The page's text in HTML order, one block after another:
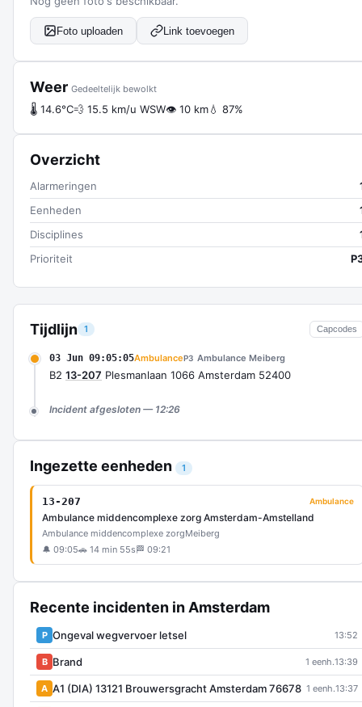
Tijdlijn 1 Capcodes
03 Jun 09:05:05AmbulanceP3 Ambulance Meiberg
B2 13-207 Plesmanlaan 1066 Amsterdam 52400
Incident afgesloten — 12:26
Ingezette eenheden 1
13-207 Ambulance
Ambulance middencomplexe zorg Amsterdam-Amstelland
Ambulance middencomplexe zorgMeiberg
🔔 09:05🚗 14 min 55s 🏁 09:21
Recente incidenten in Amsterdam
P Ongeval wegvervoer letsel 13:52
B Brand 1 eenh.13:39
A A1 (DIA) 13121 Brouwersgracht Amsterdam 76678 1 eenh.13:37
Foto uploaden Link toevoegen
Weer Gedeeltelijk bewolkt
🌡 14.6°C💨 15.5 km/u WSW👁 10 km💧 87%
Overzicht
Alarmeringen
Eenheden
Disciplines
Prioriteit